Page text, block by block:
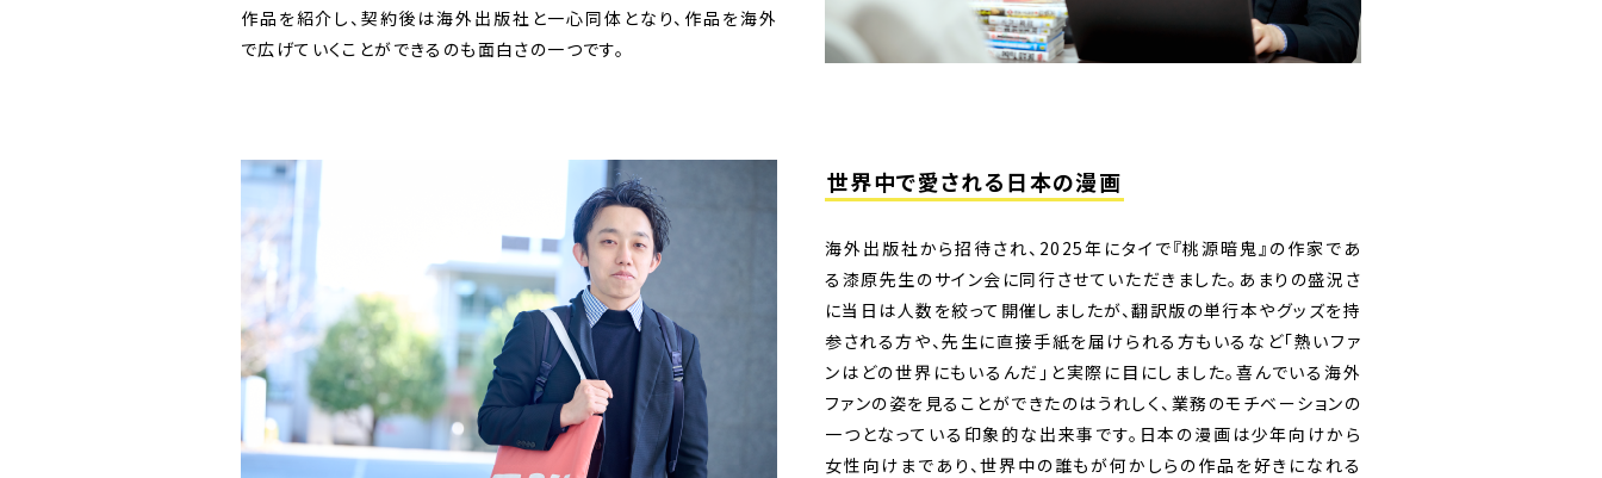
作品を紹介し、契約後は海外出版社と一心同体となり、作品を海外
で広げていくことができるのも面白さの一つです。
世界中で愛される日本の漫画
海外出版社から招待され、2025年にタイで『桃源暗鬼』の作家であ
る漆原先生のサイン会に同行させていただきました。あまりの盛況さ
に当日は人数を絞って開催しましたが、翻訳版の単行本やグッズを持
参される方や、先生に直接手紙を届けられる方もいるなど「熱いファ
ンはどの世界にもいるんだ」と実際に目にしました。喜んでいる海外
ファンの姿を見ることができたのはうれしく、業務のモチベーションの
一つとなっている印象的な出来事です。日本の漫画は少年向けから
女性向けまであり、世界中の誰もが何かしらの作品を好きになれる